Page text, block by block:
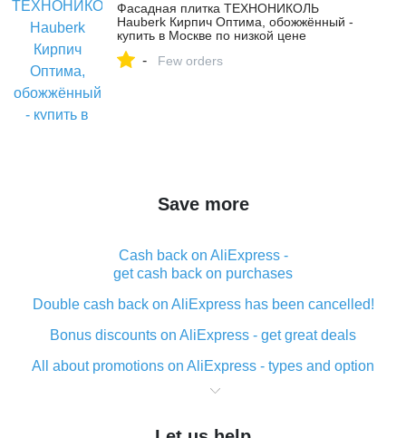
Фасадная плитка ТЕХНОНИКОЛЬ
Hauberk Кирпич Оптима, обожжённый -
купить в Москве по низкой цене
- Few orders
Save more
Cash back on AliExpress -
get cash back on purchases
Double cash back on AliExpress has been cancelled!
Bonus discounts on AliExpress - get great deals
All about promotions on AliExpress - types and option
What is cash back when making purchases on